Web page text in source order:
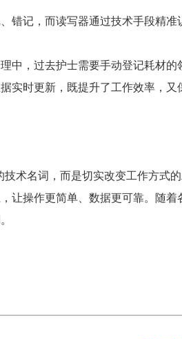
错记，而读写器通过技术手段精
中，过去护士需要手动登记耗材
实时更新，既提升了工作效率，
技术名词，而是切实改变工作方式
让操作更简单、数据更可靠。随